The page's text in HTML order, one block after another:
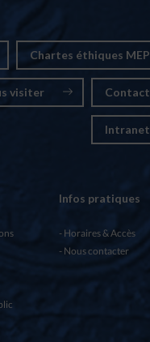
Chartes éthiques MEP
visiter Contact
Intranet
Infos pratiques
Horaires & Accès
Nous contacter